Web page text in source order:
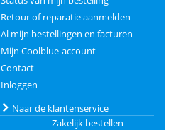
Retour of reparatie aanmelden
Al mijn bestellingen en facturen
Mijn Coolblue-account
Contact
Inloggen
Naar de klantenservice
Zakelijk bestellen